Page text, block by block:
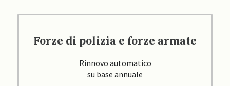
Forze di polizia e forze armate
Rinnovo automatico
su base annuale